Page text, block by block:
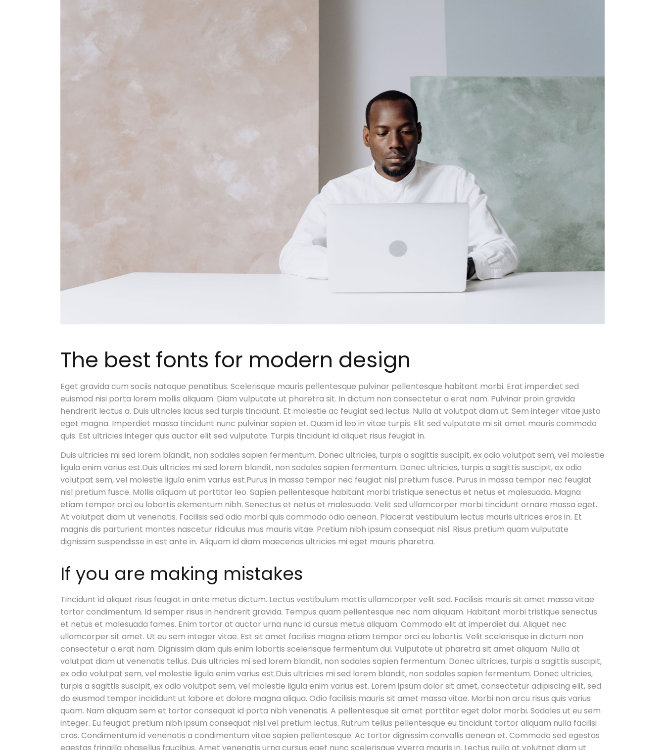
The best fonts for modern design
Eget gravida cum sociis natoque penatibus. Scelerisque mauris pellentesque pulvinar pellentesque habitant morbi. Erat imperdiet sed
euismod nisi porta lorem mollis aliquam. Diam vulputate ut pharetra sit. In dictum non consectetur a erat nam. Pulvinar proin gravida
hendrerit lectus a. Duis ultricies lacus sed turpis tincidunt. Et molestie ac feugiat sed lectus. Nulla at volutpat diam ut. Sem integer vitae justo
eget magna. Imperdiet massa tincidunt nunc pulvinar sapien et. Quam id leo in vitae turpis. Elit sed vulputate mi sit amet mauris commodo
quis. Est ultricies integer quis auctor elit sed vulputate. Turpis tincidunt id aliquet risus feugiat in.
Duis ultricies mi sed lorem blandit, non sodales sapien fermentum. Donec ultricies, turpis a sagittis suscipit, ex odio volutpat sem, vel molestie
ligula enim varius est.Duis ultricies mi sed lorem blandit, non sodales sapien fermentum. Donec ultricies, turpis a sagittis suscipit, ex odio
volutpat sem, vel molestie ligula enim varius est.Purus in massa tempor nec feugiat nisl pretium fusce. Purus in massa tempor nec feugiat
nisl pretium fusce. Mollis aliquam ut porttitor leo. Sapien pellentesque habitant morbi tristique senectus et netus et malesuada. Magna
etiam tempor orci eu lobortis elementum nibh. Senectus et netus et malesuada. Velit sed ullamcorper morbi tincidunt ornare massa eget.
At volutpat diam ut venenatis. Facilisis sed odio morbi quis commodo odio aenean. Placerat vestibulum lectus mauris ultrices eros in. Et
magnis dis parturient montes nascetur ridiculus mus mauris vitae. Pretium nibh ipsum consequat nisl. Risus pretium quam vulputate
dignissim suspendisse in est ante in. Aliquam id diam maecenas ultricies mi eget mauris pharetra.
If you are making mistakes
Tincidunt id aliquet risus feugiat in ante metus dictum. Lectus vestibulum mattis ullamcorper velit sed. Facilisis mauris sit amet massa vitae
tortor condimentum. Id semper risus in hendrerit gravida. Tempus quam pellentesque nec nam aliquam. Habitant morbi tristique senectus
et netus et malesuada fames. Enim tortor at auctor urna nunc id cursus metus aliquam. Commodo elit at imperdiet dui. Aliquet nec
ullamcorper sit amet. Ut eu sem integer vitae. Est sit amet facilisis magna etiam tempor orci eu lobortis. Velit scelerisque in dictum non
consectetur a erat nam. Dignissim diam quis enim lobortis scelerisque fermentum dui. Vulputate ut pharetra sit amet aliquam. Nulla at
volutpat diam ut venenatis tellus. Duis ultricies mi sed lorem blandit, non sodales sapien fermentum. Donec ultricies, turpis a sagittis suscipit,
ex odio volutpat sem, vel molestie ligula enim varius est.Duis ultricies mi sed lorem blandit, non sodales sapien fermentum. Donec ultricies,
turpis a sagittis suscipit, ex odio volutpat sem, vel molestie ligula enim varius est. Lorem ipsum dolor sit amet, consectetur adipiscing elit, sed
do eiusmod tempor incididunt ut labore et dolore magna aliqua. Odio facilisis mauris sit amet massa vitae. Morbi non arcu risus quis varius
quam. Nam aliquam sem et tortor consequat id porta nibh venenatis. A pellentesque sit amet porttitor eget dolor morbi. Sodales ut eu sem
integer. Eu feugiat pretium nibh ipsum consequat nisl vel pretium lectus. Rutrum tellus pellentesque eu tincidunt tortor aliquam nulla facilisi
cras. Condimentum id venenatis a condimentum vitae sapien pellentesque. Ac tortor dignissim convallis aenean et. Commodo sed egestas